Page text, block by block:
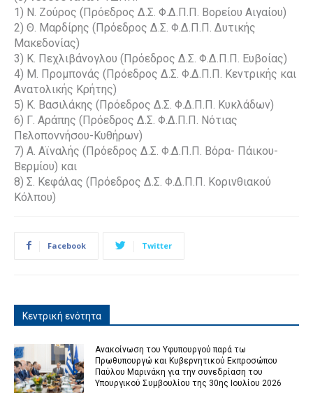
1) Ν. Ζούρος (Πρόεδρος Δ.Σ. Φ.Δ.Π.Π. Βορείου Αιγαίου)
2) Θ. Μαρδίρης (Πρόεδρος Δ.Σ. Φ.Δ.Π.Π. Δυτικής
Μακεδονίας)
3) Κ. Πεχλιβάνογλου (Πρόεδρος Δ.Σ. Φ.Δ.Π.Π. Ευβοίας)
4) Μ. Προμπονάς (Πρόεδρος Δ.Σ. Φ.Δ.Π.Π. Κεντρικής και
Ανατολικής Κρήτης)
5) Κ. Βασιλάκης (Πρόεδρος Δ.Σ. Φ.Δ.Π.Π. Κυκλάδων)
6) Γ. Αράπης (Πρόεδρος Δ.Σ. Φ.Δ.Π.Π. Νότιας
Πελοποννήσου-Κυθήρων)
7) Α. Αϊναλής (Πρόεδρος Δ.Σ. Φ.Δ.Π.Π. Βόρα- Πάικου-
Βερμίου) και
8) Σ. Κεφάλας (Πρόεδρος Δ.Σ. Φ.Δ.Π.Π. Κορινθιακού
Κόλπου)
Facebook Twitter
Κεντρική ενότητα
Ανακοίνωση του Υφυπουργού παρά τω
Πρωθυπουργώ και Κυβερνητικού Εκπροσώπου
Παύλου Μαρινάκη για την συνεδρίαση του
Υπουργικού Συμβουλίου της 30ης Ιουλίου 2026